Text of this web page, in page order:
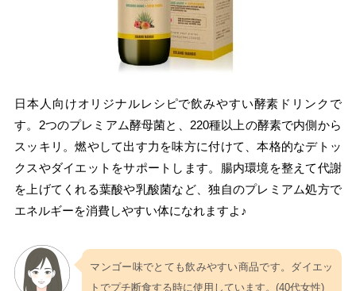
日本人向けオリジナルレシピで飲みやすい酵素ドリンクで
す。2つのプレミアム酵母菌と、220種以上の酵素で内側から
スッキリ。燃やして出す力を味方に付けて、本格的なデトッ
クスやダイエットをサポートします。腸内環境を整えて代謝
を上げてくれる葉酸や乳酸菌など、独自のプレミアム処方で
エネルギーを消費しやすい体になれますよ♪
マンゴー味でとても飲みやすい商品です。ダイエッ
トでプチ断食する時に使用しています。(40代女性)